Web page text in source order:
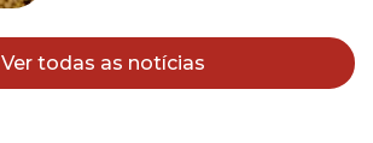
Ver todas as notícias